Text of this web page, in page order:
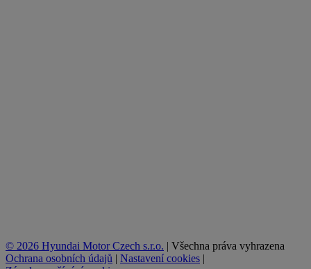
© 2026 Hyundai Motor Czech s.r.o. | Všechna práva vyhrazena
Ochrana osobních údajů | Nastavení cookies |